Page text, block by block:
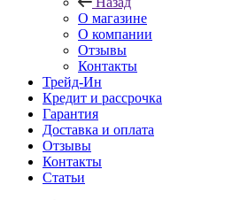
О магазине
О компании
Отзывы
Контакты
Трейд-Ин
Кредит и рассрочка
Гарантия
Доставка и оплата
Отзывы
Контакты
Статьи